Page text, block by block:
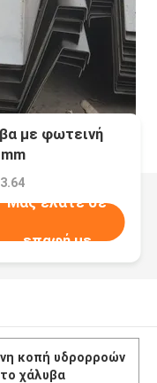
με φωτεινή
Μας ελάτε σε
επαφή με
κοπή υδρορροών
χάλυβα